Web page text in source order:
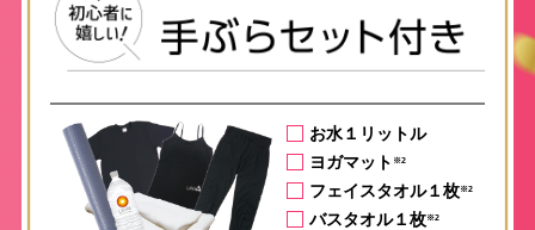
お水１リットル
ヨガマット ※2
フェイスタオル１枚※2
バスタオル１枚※2